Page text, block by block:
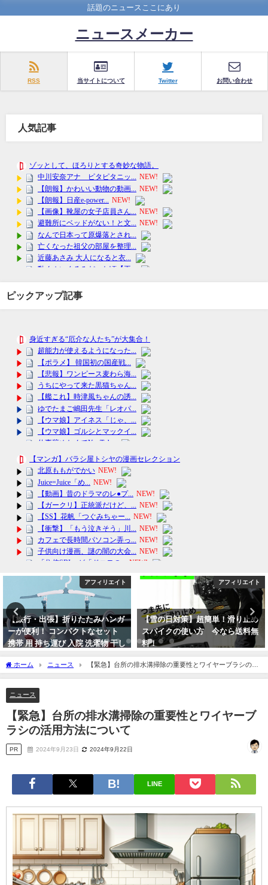
話題のニュースここにあり
ニュースメーカー
RSS 当サイトについて Twitter お問い合わせ
人気記事
ピックアップ記事
アフィリエイト
【雪の日対策】超簡単！滑り止め
スパイクの使い方 今なら送料無
料！
アフィリエイト
【非常用トイレ】 「スーパーセ
ール」「楽天1位」「半永久保存
防災士監修」簡易トイレ 非常用ト
イレセット
ホーム ニュース
【緊急】台所の排水溝掃除の重要性とワイヤーブラシの活
用方法について
ニュース
【緊急】台所の排水溝掃除の重要性とワイヤーブ
ラシの活用方法について
PR 2024年9月23日 2024年9月22日
LINE